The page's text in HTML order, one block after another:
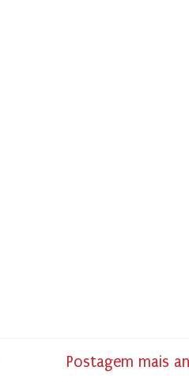
Postagem mais